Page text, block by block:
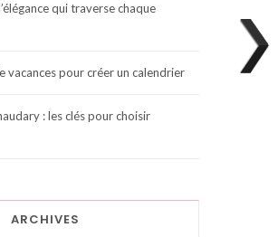
qui traverse chaque
vacances pour créer un calendrier
: les clés pour choisir
ARCHIVES